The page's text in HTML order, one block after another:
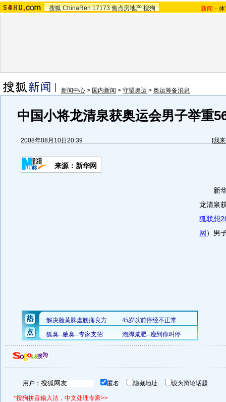
搜狐 ChinaRen 17173 焦点房地产 搜狗 新闻 -
新闻中心 > 国内新闻 > 守望奥运 > 奥运筹备消息
中国小将龙清泉获奥运会男子举重
2008年08月10日20:39 [我
来源：新华网
新华
龙清泉
狐联想
网 ）男
用户： 匿名 隐藏地址 设为辩论话题
*搜狗拼音输入法，中文处理专家>>